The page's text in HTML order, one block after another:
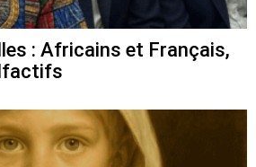
: Africains et Français,